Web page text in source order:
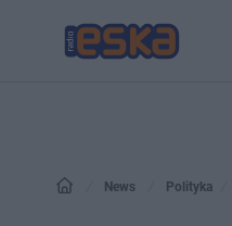
News Polityka